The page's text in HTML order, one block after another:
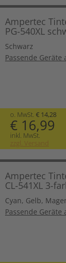
Ampertec
PG-540XL
Schwarz
Passende Geräte
o. MwSt. € 14,28
€ 16,99
inkl. MwSt.
zzgl. Versand
Ampertec
CL-541XL 3-
Cyan, Gelb,
Passende Geräte